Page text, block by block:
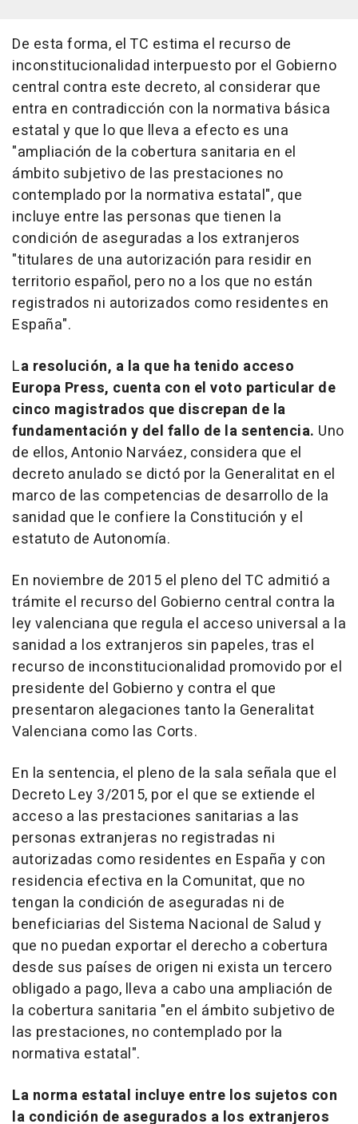
De esta forma, el TC estima el recurso de
inconstitucionalidad interpuesto por el Gobierno
central contra este decreto, al considerar que
entra en contradicción con la normativa básica
estatal y que lo que lleva a efecto es una
"ampliación de la cobertura sanitaria en el
ámbito subjetivo de las prestaciones no
contemplado por la normativa estatal", que
incluye entre las personas que tienen la
condición de aseguradas a los extranjeros
"titulares de una autorización para residir en
territorio español, pero no a los que no están
registrados ni autorizados como residentes en
España".
La resolución, a la que ha tenido acceso
Europa Press, cuenta con el voto particular de
cinco magistrados que discrepan de la
fundamentación y del fallo de la sentencia. Uno
de ellos, Antonio Narváez, considera que el
decreto anulado se dictó por la Generalitat en el
marco de las competencias de desarrollo de la
sanidad que le confiere la Constitución y el
estatuto de Autonomía.
En noviembre de 2015 el pleno del TC admitió a
trámite el recurso del Gobierno central contra la
ley valenciana que regula el acceso universal a la
sanidad a los extranjeros sin papeles, tras el
recurso de inconstitucionalidad promovido por el
presidente del Gobierno y contra el que
presentaron alegaciones tanto la Generalitat
Valenciana como las Corts.
En la sentencia, el pleno de la sala señala que el
Decreto Ley 3/2015, por el que se extiende el
acceso a las prestaciones sanitarias a las
personas extranjeras no registradas ni
autorizadas como residentes en España y con
residencia efectiva en la Comunitat, que no
tengan la condición de aseguradas ni de
beneficiarias del Sistema Nacional de Salud y
que no puedan exportar el derecho a cobertura
desde sus países de origen ni exista un tercero
obligado a pago, lleva a cabo una ampliación de
la cobertura sanitaria "en el ámbito subjetivo de
las prestaciones, no contemplado por la
normativa estatal".
La norma estatal incluye entre los sujetos con
la condición de asegurados a los extranjeros